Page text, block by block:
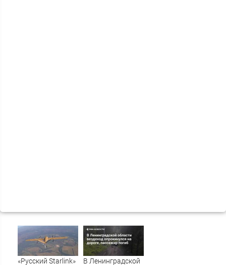
«Русский Starlink»
В Ленинградской